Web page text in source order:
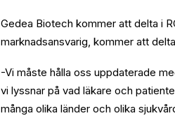
Gedea Biotech kommer att delta i
marknadsansvarig, kommer att
-Vi måste hålla oss uppdaterade
vi lyssnar på vad läkare och
många olika länder och olika